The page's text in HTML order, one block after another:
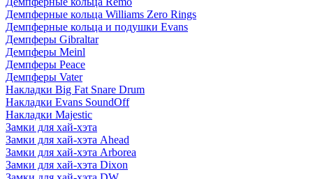
Демпферные кольца Williams Zero Rings
Демпферные кольца и подушки Evans
Демпферы Gibraltar
Демпферы Meinl
Демпферы Peace
Демпферы Vater
Накладки Big Fat Snare Drum
Накладки Evans SoundOff
Накладки Majestic
Замки для хай-хэта
Замки для хай-хэта Ahead
Замки для хай-хэта Arborea
Замки для хай-хэта Dixon